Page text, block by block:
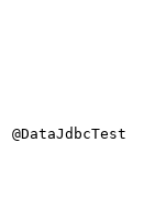
@DataJdbcTest